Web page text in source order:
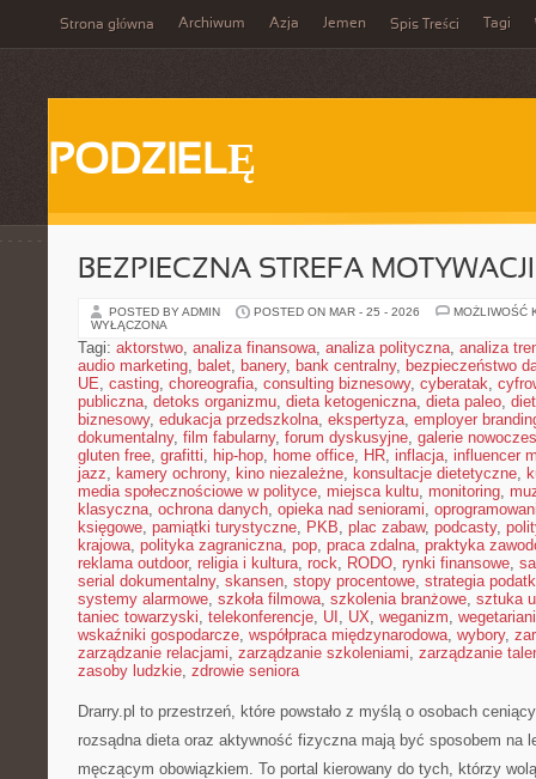
Strona główna Archiwum Azja Jemen Spis Treści Tagi
PODZIELĘ
BEZPIECZNA STREFA MOTYWACJI
POSTED BY ADMIN POSTED ON MAR - 25 - 2026
MOŻLIWOŚĆ
WYŁĄCZONA
Tagi: aktorstwo, analiza finansowa, analiza polityczna, analiza
audio marketing, balet, banery, bank centralny, bezpieczeństwo
UE, casting, choreografia, consulting biznesowy, cyberatak,
publiczna, detoks organizmu, dieta ketogeniczna, dieta paleo,
biznesowy, edukacja przedszkolna, ekspertyza, employer
dokumentalny, film fabularny, forum dyskusyjne, galerie
gluten free, grafitti, hip-hop, home office, HR, inflacja, influencer
jazz, kamery ochrony, kino niezależne, konsultacje dietetyczne,
media społecznościowe w polityce, miejsca kultu, monitoring,
klasyczna, ochrona danych, opieka nad seniorami,
księgowe, pamiątki turystyczne, PKB, plac zabaw, podcasty,
krajowa, polityka zagraniczna, pop, praca zdalna, praktyka
reklama outdoor, religia i kultura, rock, RODO, rynki finansowe,
serial dokumentalny, skansen, stopy procentowe, strategia
systemy alarmowe, szkoła filmowa, szkolenia branżowe, sztuka
taniec towarzyski, telekonferencje, UI , UX, weganizm,
wskaźniki gospodarcze, współpraca międzynarodowa, wybory,
zarządzanie relacjami, zarządzanie szkoleniami, zarządzanie
zasoby ludzkie, zdrowie seniora
Drarry.pl to przestrzeń, które powstało z myślą o osobach
rozsądna dieta oraz aktywność fizyczna mają być sposobem na
męczącym obowiązkiem. To portal kierowany do tych, którzy